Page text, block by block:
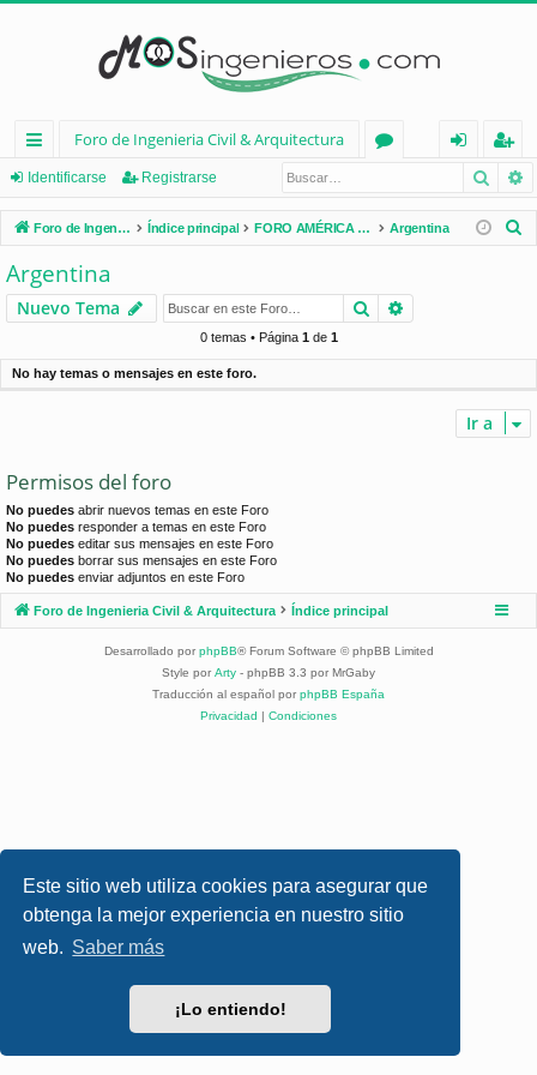
Este sitio web utiliza cookies para asegurar que
obtenga la mejor experiencia en nuestro sitio
web. Saber más
¡Lo entiendo!
nl
ac
es
rá
pi
d
Foro de Ingenieria Civil & Arquitectura
os
nt
ifi
e
eg
ist
ra
Identificarse Registrarse
Foro de Ingenieria Civil & Arquitectura Índice principal FORO AMÉRICA LATINA Argentina
r
Argentina
Nuevo Tema Buscar
0 temas • Página 1de 1
No hay temas o mensajes en este foro.
Ir a
Permisos del foro
No puedes abrir nuevos temas en este Foro
No puedes responder a temas en este Foro
No puedes editar sus mensajes en este Foro
No puedes borrar sus mensajes en este Foro
No puedes enviar adjuntos en este Foro
Foro de Ingenieria Civil & Arquitectura Índice principal
Desarrollado por phpBB® Forum Software © phpBB Limited
Style por Arty - phpBB 3.3 por MrGaby
Traducción al español por phpBB España
Privacidad | Condiciones